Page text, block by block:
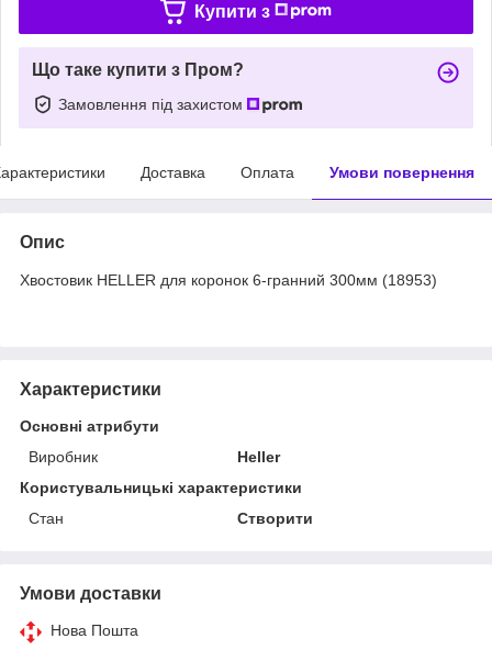
Купити з
Що таке купити з Пром?
Замовлення під захистом
Доставка Оплата Умови повернення
Опис
Хвостовик HELLER для коронок 6-гранний 300мм (18953)
Характеристики
Основні атрибути
Виробник
Heller
Користувальницькі характеристики
Стан
Створити
Умови доставки
Нова Пошта